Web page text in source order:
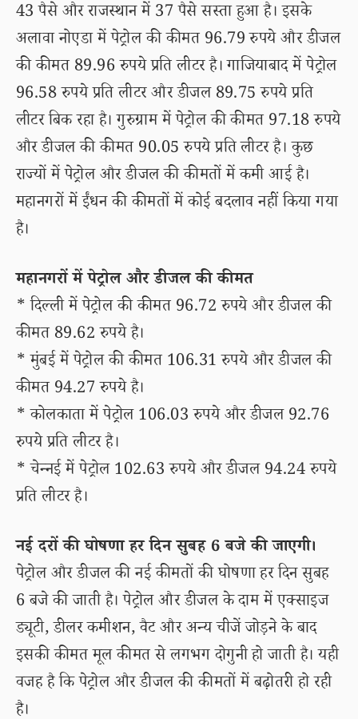
43 पैसे और राजस्थान में 37 पैसे सस्ता हुआ है। इसके
अलावा नोएडा में पेट्रोल की कीमत 96.79 रुपये और डीजल
की कीमत 89.96 रुपये प्रति लीटर है। गाजियाबाद में पेट्रोल
96.58 रुपये प्रति लीटर और डीजल 89.75 रुपये प्रति
लीटर बिक रहा है। गुरुग्राम में पेट्रोल की कीमत 97.18 रुपये
और डीजल की कीमत 90.05 रुपये प्रति लीटर है। कुछ
राज्यों में पेट्रोल और डीजल की कीमतों में कमी आई है।
महानगरों में ईंधन की कीमतों में कोई बदलाव नहीं किया गया
है।
महानगरों में पेट्रोल और डीजल की कीमत
* दिल्ली में पेट्रोल की कीमत 96.72 रुपये और डीजल की
कीमत 89.62 रुपये है।
* मुंबई में पेट्रोल की कीमत 106.31 रुपये और डीजल की
कीमत 94.27 रुपये है।
* कोलकाता में पेट्रोल 106.03 रुपये और डीजल 92.76
रुपये प्रति लीटर है।
* चेन्नई में पेट्रोल 102.63 रुपये और डीजल 94.24 रुपये
प्रति लीटर है।
नई दरों की घोषणा हर दिन सुबह 6 बजे की जाएगी।
पेट्रोल और डीजल की नई कीमतों की घोषणा हर दिन सुबह
6 बजे की जाती है। पेट्रोल और डीजल के दाम में एक्साइज
ड्यूटी, डीलर कमीशन, वैट और अन्य चीजें जोड़ने के बाद
इसकी कीमत मूल कीमत से लगभग दोगुनी हो जाती है। यही
वजह है कि पेट्रोल और डीजल की कीमतों में बढ़ोतरी हो रही
है।